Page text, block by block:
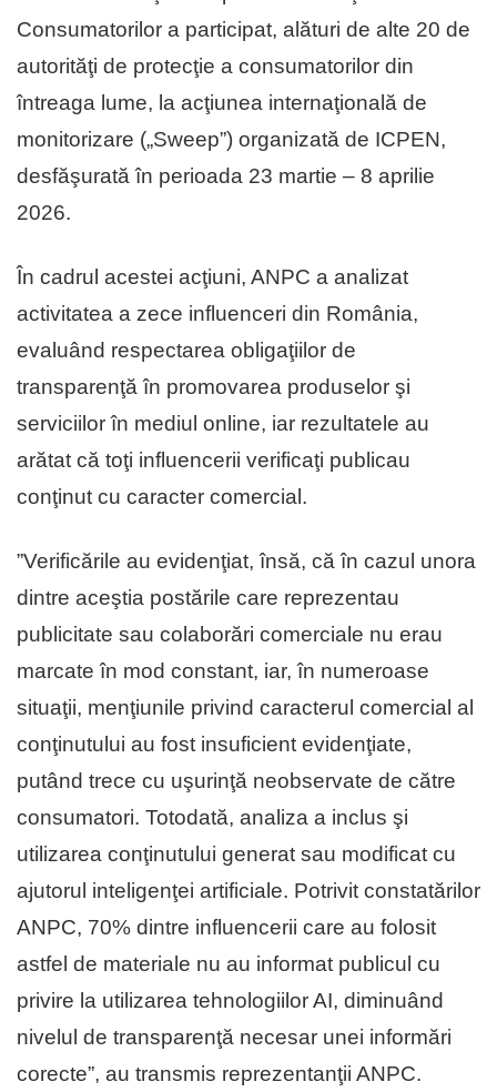
Consumatorilor a participat, alături de alte 20 de
autorităţi de protecţie a consumatorilor din
întreaga lume, la acţiunea internaţională de
monitorizare („Sweep”) organizată de ICPEN,
desfăşurată în perioada 23 martie – 8 aprilie
2026.
În cadrul acestei acţiuni, ANPC a analizat
activitatea a zece influenceri din România,
evaluând respectarea obligaţiilor de
transparenţă în promovarea produselor şi
serviciilor în mediul online, iar rezultatele au
arătat că toţi influencerii verificaţi publicau
conţinut cu caracter comercial.
”Verificările au evidenţiat, însă, că în cazul unora
dintre aceştia postările care reprezentau
publicitate sau colaborări comerciale nu erau
marcate în mod constant, iar, în numeroase
situaţii, menţiunile privind caracterul comercial al
conţinutului au fost insuficient evidenţiate,
putând trece cu uşurinţă neobservate de către
consumatori. Totodată, analiza a inclus şi
utilizarea conţinutului generat sau modificat cu
ajutorul inteligenţei artificiale. Potrivit constatărilor
ANPC, 70% dintre influencerii care au folosit
astfel de materiale nu au informat publicul cu
privire la utilizarea tehnologiilor AI, diminuând
nivelul de transparenţă necesar unei informări
corecte”, au transmis reprezentanţii ANPC.